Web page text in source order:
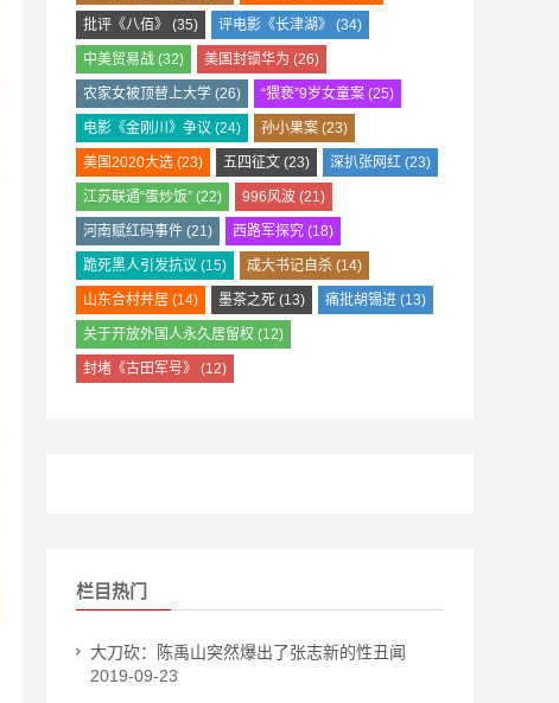
批评《八佰》 (35) 评电影《长津湖》 (34)
中美贸易战 (32) 美国封锁华为 (26)
农家女被顶替上大学 (26) “猥亵”9岁女童案 (25)
电影《金刚川》争议 (24) 孙小果案 (23)
美国2020大选 (23) 五四征文 (23) 深扒张网红 (23)
江苏联通“蛋炒饭” (22) 996风波 (21)
河南赋红码事件 (21) 西路军探究 (18)
跪死黑人引发抗议 (15) 成大书记自杀 (14)
山东合村并居 (14) 墨茶之死 (13) 痛批胡锡进 (13)
关于开放外国人永久居留权 (12)
封堵《古田军号》 (12)
栏目热门
大刀砍：陈禹山突然爆出了张志新的性丑闻
2019-09-23